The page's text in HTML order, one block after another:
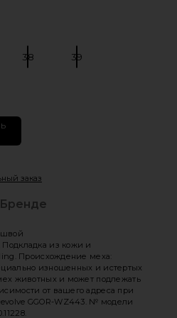
Размер: Размер:
38 39
заказ
из кожи и
Происхождение меха:
изношенных и истертых
животных и может подлежать
от вашего адреса при
GGOR-WZ443. № модели